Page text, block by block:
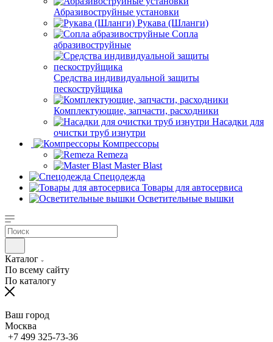
Абразивоструйные установки
Рукава (Шланги)
Сопла
абразивоструйные
Средства индивидуальной защиты
пескоструйщика
Комплектующие, запчасти, расходники
Насадки для
очистки труб изнутри
Компрессоры
Remeza
Master Blast
Спецодежда
Товары для автосервиса
Осветительные вышки
Каталог
По всему сайту
По каталогу
Ваш город
Москва
+7 499 325-73-36